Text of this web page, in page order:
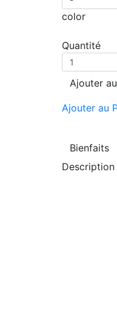
color
Quantité
Ajouter
Ajouter au
Bienfaits